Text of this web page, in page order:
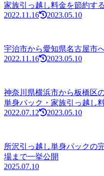
家族引っ越し料金を節約す
2022.11.16
2023.05.10
宇治市から愛知県名古屋市
2022.11.16
2023.05.10
神奈川県横浜市から板橋区
単身パック・家族引っ越し
2022.07.12
2023.05.10
所沢引っ越し単身パックの
場まで一挙公開
2025.07.10